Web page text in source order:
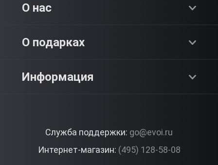
Premium
О нас
О компании
Контакты
О подарках
Как это работает?
Вопросы и ответы
Информация
Корпоративные подарки
Служба поддержки: go@evoi.ru
Интернет-магазин: (495) 128-58-08